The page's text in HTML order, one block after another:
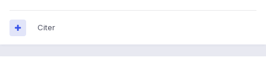
Citer